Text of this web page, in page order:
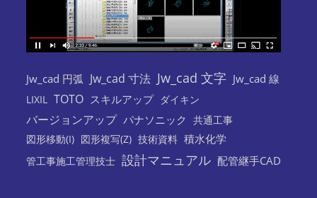
Jw_cad 円弧 Jw_cad 寸法 Jw_cad 文字 Jw_cad 線
LIXIL TOTO スキルアップ ダイキン
バージョンアップ パナソニック
共通工事
図形移動(I) 図形複写(Z) 技術資料 積水化学
管工事施工管理技士 設計マニュアル 配管継手CAD